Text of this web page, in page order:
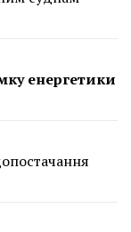
енергетики